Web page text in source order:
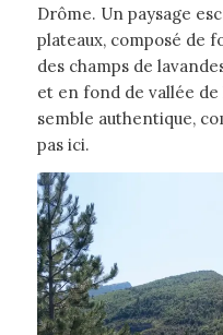
Drôme. Un paysage
plateaux, composé de
des champs de
et en fond de vallée
semble authentique,
pas ici.